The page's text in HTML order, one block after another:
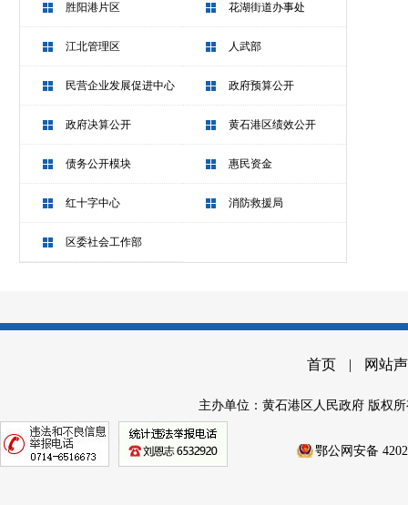
胜阳港片区 花湖街道办事处
江北管理区 人武部
民营企业发展促进中心 政府预算公开
政府决算公开 黄石港区绩效公开
债务公开模块 惠民资金
红十字中心 消防救援局
区委社会工作部
首页 | 网站
主办单位：黄石港区人民政府 版权
鄂公网安备